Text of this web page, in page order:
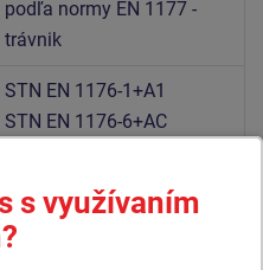
podľa normy EN 1177 -
trávnik
STN EN 1176-1+A1
STN EN 1176-6+AC
z vysoko kvalitného
s vysokou
farebnou stálosťou,
s využívaním